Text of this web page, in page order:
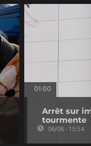
01:00
Arrêt sur
tourmente
06/08 - 15:54